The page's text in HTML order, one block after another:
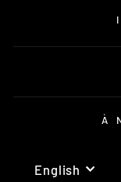
À
English